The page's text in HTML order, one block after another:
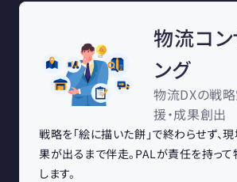
物流コン
ング
物流DXの戦
援・成果創出
戦略を「絵に描いた餅」で終わらせず、
果が出るまで伴走。PALが責任を持っ
します。